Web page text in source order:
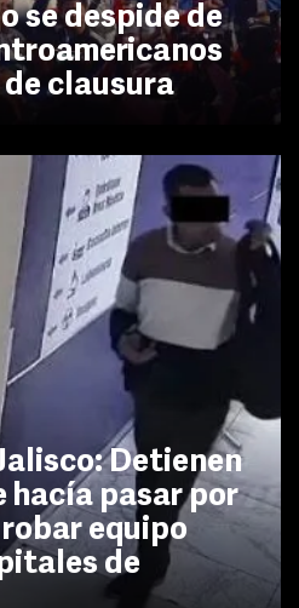
se despide de
clausura
Detienen
hacía pasar por
equipo
de